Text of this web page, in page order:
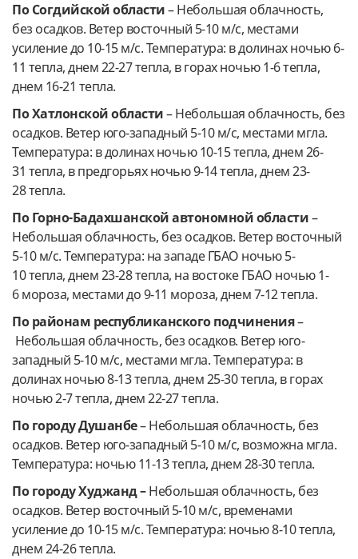
По Согдийской области–Небольшая облачность,
без осадков. Ветер восточный 5-10 м/с, местами
усиление до 10-15 м/с. Температура: в долинах ночью 6-
11 тепла, днем 22-27 тепла, в горах ночью 1-6 тепла,
днем 16-21 тепла.
По Хатлонской области–Небольшая облачность, без
осадков. Ветер юго-западный 5-10 м/с, местами мгла.
Температура: в долинах ночью 10-15 тепла, днем 26-
31 тепла, в предгорьях ночью 9-14 тепла, днем 23-
28 тепла.
По Горно-Бадахшанской автономной области–
Небольшая облачность, без осадков. Ветер восточный
5-10 м/с. Температура: на западе ГБАО ночью 5-
10 тепла, днем 23-28 тепла, на востоке ГБАО ночью 1-
6 мороза, местами до 9-11 мороза, днем 7-12 тепла.
По районам республиканского подчинения–
Небольшая облачность, без осадков. Ветер юго-
западный 5-10 м/с, местами мгла. Температура: в
долинах ночью 8-13 тепла, днем 25-30 тепла, в горах
ночью 2-7 тепла, днем 22-27 тепла.
По городу Душанбе–Небольшая облачность, без
осадков. Ветер юго-западный 5-10 м/с, возможна мгла.
Температура: ночью 11-13 тепла, днем 28-30 тепла.
По городу Худжанд –Небольшая облачность, без
осадков. Ветер восточный 5-10 м/с, временами
усиление до 10-15 м/с. Температура: ночью 8-10 тепла,
днем 24-26 тепла.